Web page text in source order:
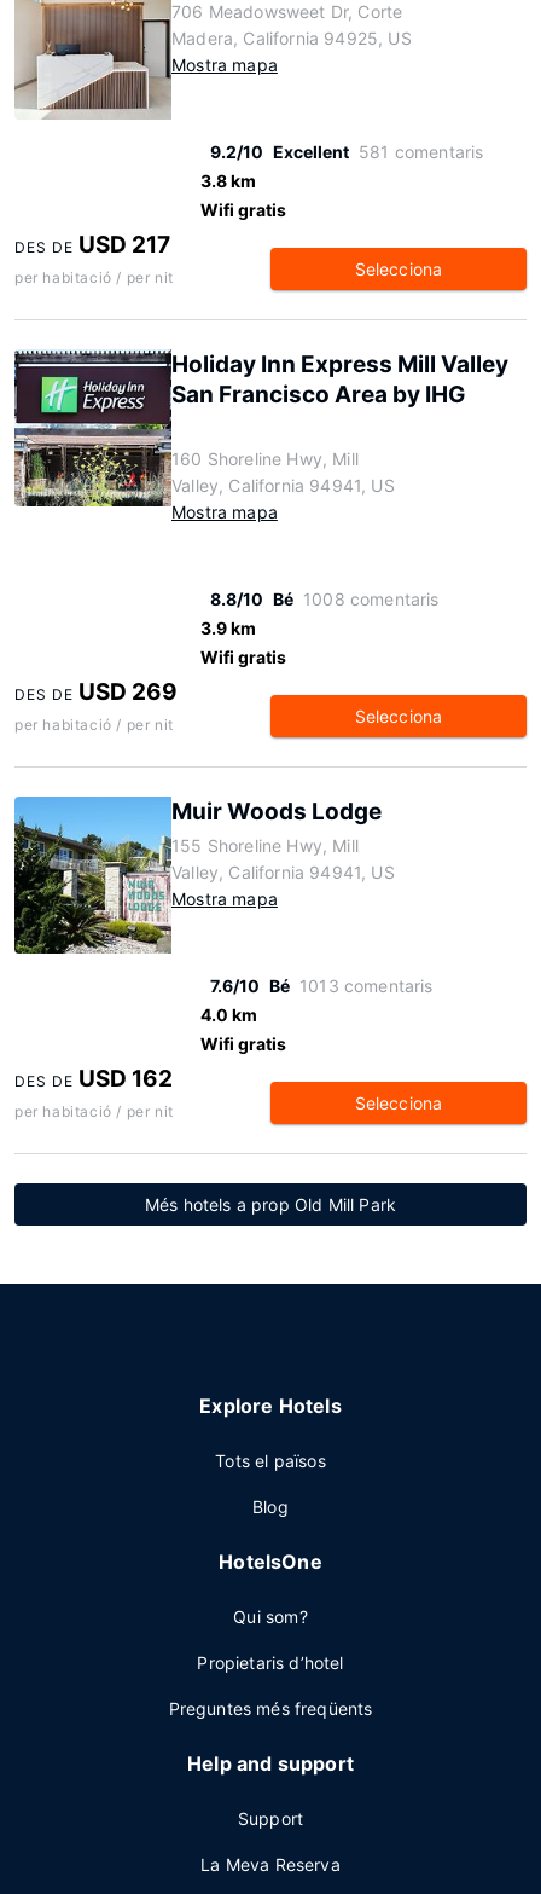
706 Meadowsweet Dr, Corte
Madera, California 94925, US
Mostra mapa
9.2/10 Excellent 581 comentaris
3.8 km
Wifi gratis
DES DE USD 217
per habitació / per nit Selecciona
Holiday Inn Express Mill Valley
San Francisco Area by IHG
160 Shoreline Hwy, Mill
Valley, California 94941, US
Mostra mapa
8.8/10 Bé 1008 comentaris
3.9 km
Wifi gratis
DES DE USD 269
per habitació / per nit Selecciona
Muir Woods Lodge
155 Shoreline Hwy, Mill
Valley, California 94941, US
Mostra mapa
7.6/10 Bé 1013 comentaris
4.0 km
Wifi gratis
DES DE USD 162
per habitació / per nit Selecciona
Més hotels a prop Old Mill Park
Explore Hotels
Tots el països
Blog
HotelsOne
Qui som?
Propietaris d’hotel
Preguntes més freqüents
Help and support
Support
La Meva Reserva